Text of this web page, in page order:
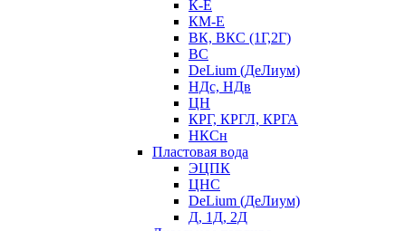
К-Е
КМ-Е
ВК, ВКС (1Г,2Г)
ВС
DeLium (ДеЛиум)
НДс, НДв
ЦН
КРГ, КРГЛ, КРГА
НКСн
Пластовая вода
ЭЦПК
ЦНС
DeLium (ДеЛиум)
Д, 1Д, 2Д